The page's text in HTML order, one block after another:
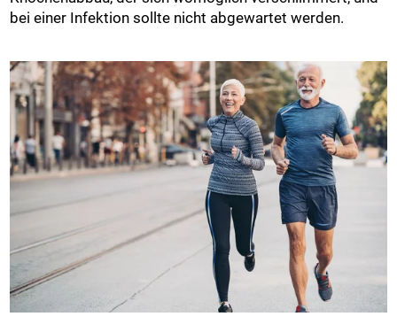
bei einer Infektion sollte nicht abgewartet werden.